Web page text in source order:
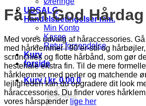
UDSALG
Handelsbetingelser mm.
Min Konto
Kasse
Retur forsendelse
Kurv
forside
Kurv /kr.0,00 0
Få En God
Med vores udvalg af håraccessories.
med hårklemmer i 90’er-stil og
scrunchies og flotte hårbånd, som gør
hestehale ekstra fin. Til de mere
hårklemmer med perler og matchende
lejligheden kan du opgradere dit look
håraccessories. Du finder vores
vores hårspænder lige her